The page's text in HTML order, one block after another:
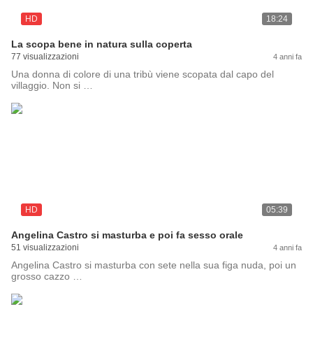
HD 18:24
La scopa bene in natura sulla coperta
77 visualizzazioni 4 anni fa
Una donna di colore di una tribù viene scopata dal capo del
villaggio. Non si …
HD 05:39
Angelina Castro si masturba e poi fa sesso orale
51 visualizzazioni 4 anni fa
Angelina Castro si masturba con sete nella sua figa nuda, poi un
grosso cazzo …